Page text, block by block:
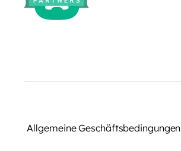
Allgemeine Geschäftsbedingungen